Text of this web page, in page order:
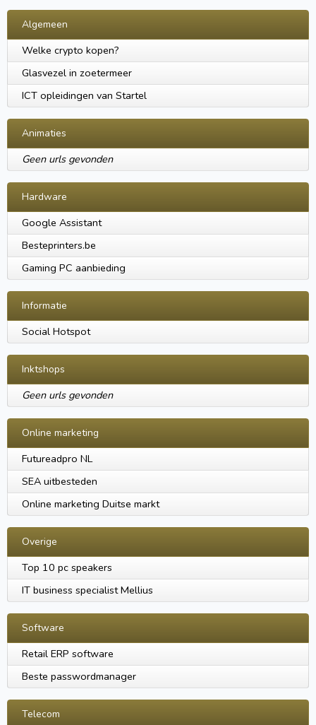
Algemeen
Welke crypto kopen?
Glasvezel in zoetermeer
ICT opleidingen van Startel
Animaties
Geen urls gevonden
Hardware
Google Assistant
Besteprinters.be
Gaming PC aanbieding
Informatie
Social Hotspot
Inktshops
Geen urls gevonden
Online marketing
Futureadpro NL
SEA uitbesteden
Online marketing Duitse markt
Overige
Top 10 pc speakers
IT business specialist Mellius
Software
Retail ERP software
Beste passwordmanager
Telecom